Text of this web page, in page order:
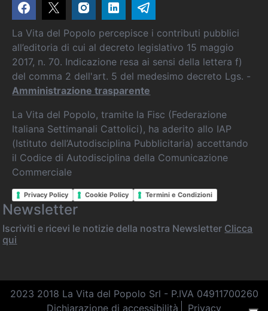
La Vita del Popolo percepisce i contributi pubblici
all’editoria di cui al decreto legislativo 15 maggio
2017, n. 70. Indicazione resa ai sensi della lettera f)
del comma 2 dell'art. 5 del medesimo decreto Lgs. -
Amministrazione trasparente
La Vita del Popolo, tramite la Fisc (Federazione
Italiana Settimanali Cattolici), ha aderito allo IAP
(Istituto dell’Autodisciplina Pubblicitaria) accettando
il Codice di Autodisciplina della Comunicazione
Commerciale
Privacy Policy Cookie Policy Termini e Condizioni
Newsletter
Iscriviti e ricevi le notizie della nostra Newsletter Clicca
qui
2023 2018 La Vita del Popolo Srl - P.IVA 04911700260
Dichiarazione di accessibilità
Privacy